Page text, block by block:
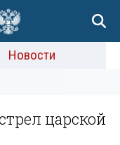
Новости
царской